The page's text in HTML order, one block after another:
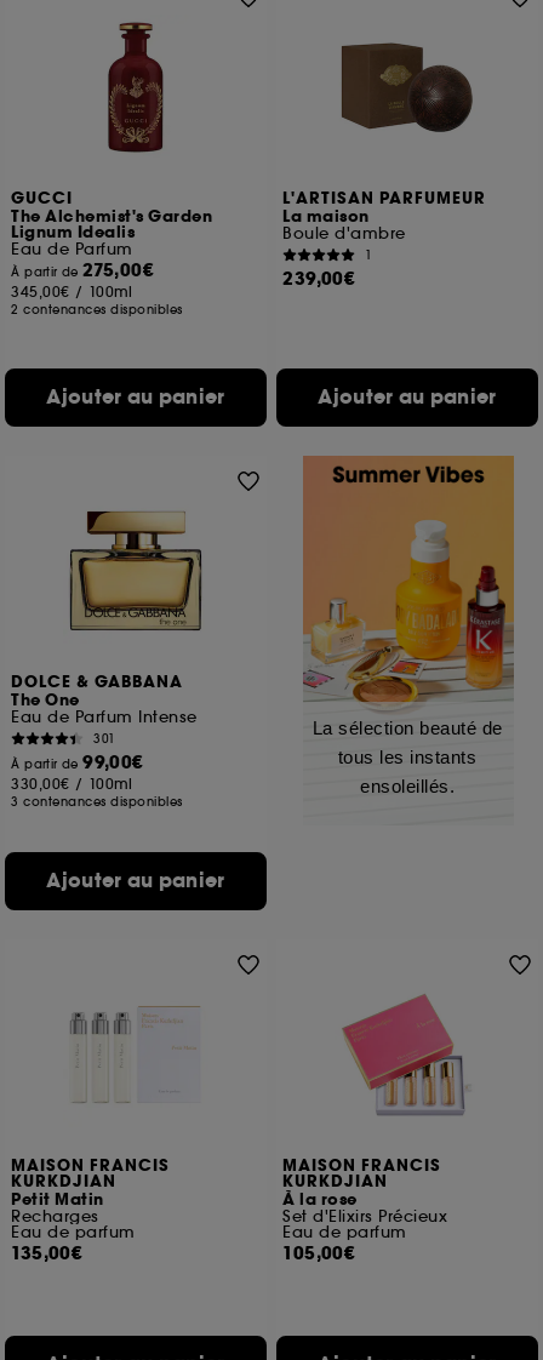
GUCCI
The Alchemist's Garden
Lignum Idealis
Eau de Parfum
À partir de275,00€
345,00€ / 100ml
2 contenances disponibles
Ajouter au panier
L'ARTISAN PARFUMEUR
La maison
Boule d'ambre
1
239,00€
Ajouter au panier
DOLCE & GABBANA
The One
Eau de Parfum Intense
301
À partir de99,00€
330,00€ / 100ml
3 contenances disponibles
Ajouter au panier
La sélection beauté de
tous les instants
ensoleillés.
MAISON FRANCIS
KURKDJIAN
Petit Matin
Recharges
Eau de parfum
135,00€
MAISON FRANCIS
KURKDJIAN
À la rose
Set d'Elixirs Précieux
Eau de parfum
105,00€